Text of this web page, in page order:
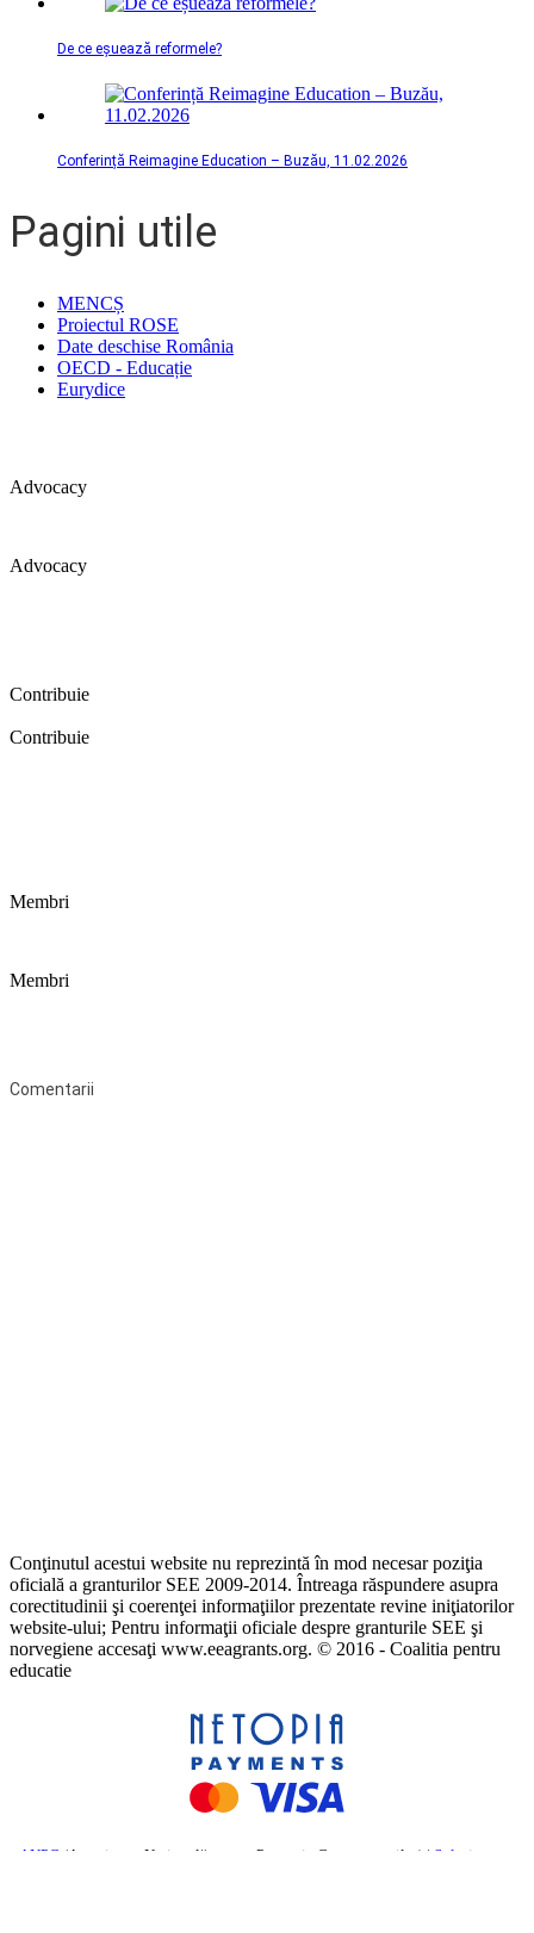
De ce eșuează reformele?
Conferință Reimagine Education – Buzău, 11.02.2026
Pagini utile
MENCȘ
Proiectul ROSE
Date deschise România
OECD - Educație
Eurydice
Advocacy
Advocacy
Contribuie
Contribuie
Membri
Membri
Comentarii
Conţinutul acestui website nu reprezintă în mod necesar poziţia
oficială a granturilor SEE 2009-2014. Întreaga răspundere asupra
corectitudinii şi coerenţei informaţiilor prezentate revine iniţiatorilor
website-ului; Pentru informaţii oficiale despre granturile SEE şi
norvegiene accesaţi www.eeagrants.org. © 2016 - Coalitia pentru
educatie
ANPC (Autoritatea Națională pentru Protecția Consumatorilor) | Soluționarea